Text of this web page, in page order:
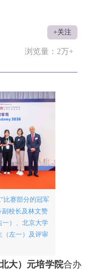
+关注
浏览量： 2万+
比赛部分的冠军
副校长及林文赞
一）、北京大学
（左一）及评审
大）元培学院合办